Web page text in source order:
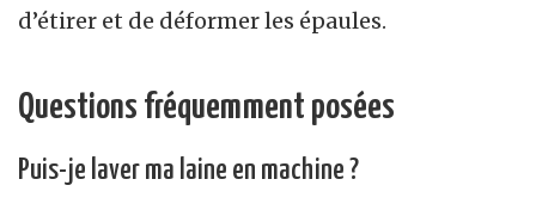
d’étirer et de déformer les épaules.
Questions fréquemment posées
Puis-je laver ma laine en machine ?